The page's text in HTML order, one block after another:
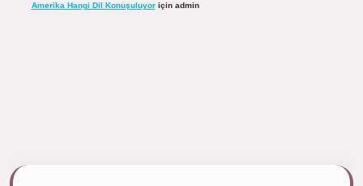
Amerika Hangi Dil Konuşuluyoriçin admin